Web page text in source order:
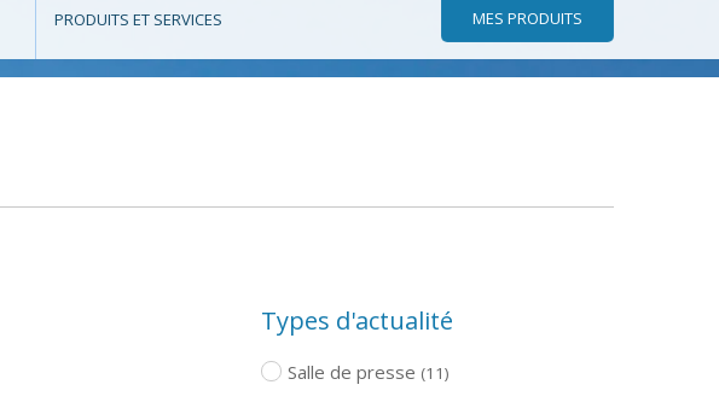
PRODUITS ET SERVICES MES PRODUITS
Types d'actualité
Salle de presse (11)